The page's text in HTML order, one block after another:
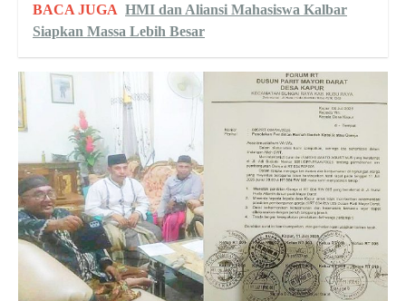
BACA JUGA HMI dan Aliansi Mahasiswa Kalbar
Siapkan Massa Lebih Besar